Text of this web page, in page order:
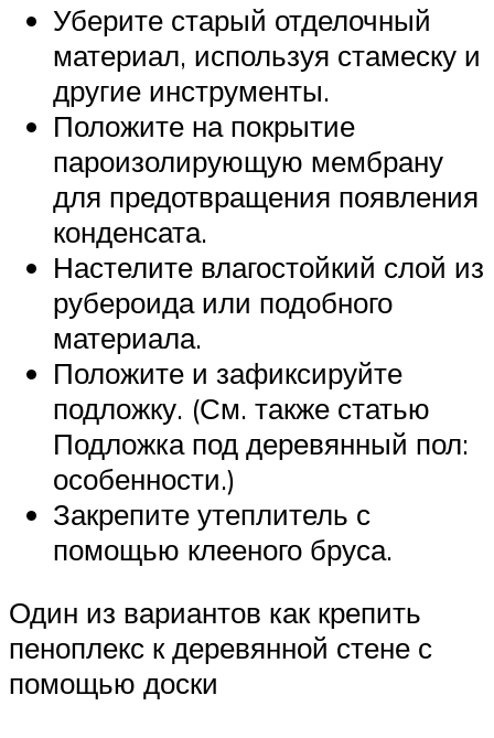
Уберите старый отделочный
материал, используя стамеску и
другие инструменты.
Положите на покрытие
пароизолирующую мембрану
для предотвращения появления
конденсата.
Настелите влагостойкий слой из
рубероида или подобного
материала.
Положите и зафиксируйте
подложку. (См. также статью
Подложка под деревянный пол:
особенности.)
Закрепите утеплитель с
помощью клееного бруса.
Один из вариантов как крепить
пеноплекс к деревянной стене с
помощью доски